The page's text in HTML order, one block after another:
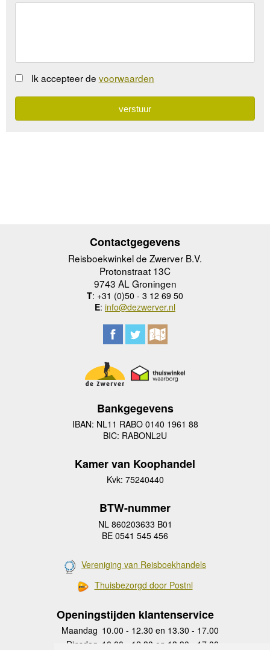
Ik accepteer de voorwaarden
Contactgegevens
Reisboekwinkel de Zwerver B.V.
Protonstraat 13C
9743 AL Groningen
T: +31 (0)50 - 3 12 69 50
E: info@dezwerver.nl
Bankgegevens
IBAN: NL11 RABO 0140 1961 88
BIC: RABONL2U
Kamer van Koophandel
Kvk: 75240440
BTW-nummer
NL 860203633 B01
BE 0541 545 456
Vereniging van Reisboekhandels
Thuisbezorgd door Postnl
Openingstijden klantenservice
Maandag 10.00 - 12.30 en 13.30 - 17.00
Dinsdag 10.00 - 12.30 en 13.30 - 17.00